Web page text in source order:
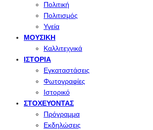
Πολιτική
Πολιτισμός
Υγεία
ΜΟΥΣΙΚΉ
Καλλιτεχνικά
ΙΣΤΟΡΊΑ
Εγκαταστάσεις
Φωτογραφίες
Ιστορικό
ΣΤΟΧΕΎΟΝΤΑΣ
Πρόγραμμα
Εκδηλώσεις